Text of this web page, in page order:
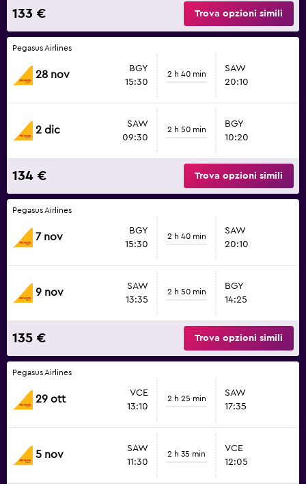
133 € Trova opzioni simili
Pegasus Airlines
28 nov
BGY
15:30
2 h 40 min
SAW
20:10
2 dic
SAW
09:30
2 h 50 min
BGY
10:20
134 € Trova opzioni simili
Pegasus Airlines
7 nov
BGY
15:30
2 h 40 min
SAW
20:10
9 nov
SAW
13:35
2 h 50 min
BGY
14:25
135 € Trova opzioni simili
Pegasus Airlines
29 ott
VCE
13:10
2 h 25 min
SAW
17:35
5 nov
SAW
11:30
2 h 35 min
VCE
12:05